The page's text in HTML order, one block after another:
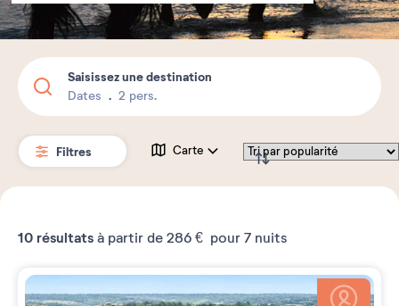
Saisissez une destination
Dates 2 pers.
Filtres Carte
10 résultats à partir de 286 € pour 7 nuits